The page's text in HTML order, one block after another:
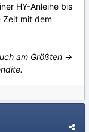
HY-Anleihe bis
Zeit mit dem
am Größten ->